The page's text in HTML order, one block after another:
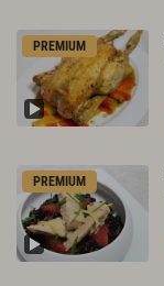
PREMIUM
PREMIUM